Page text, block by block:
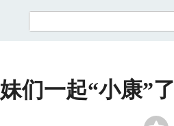
们一起“小康”了